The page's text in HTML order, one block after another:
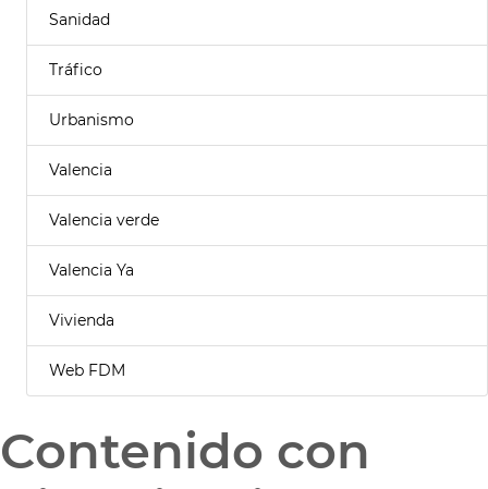
Sanidad
Tráfico
Urbanismo
Valencia
Valencia verde
Valencia Ya
Vivienda
Web FDM
Contenido con